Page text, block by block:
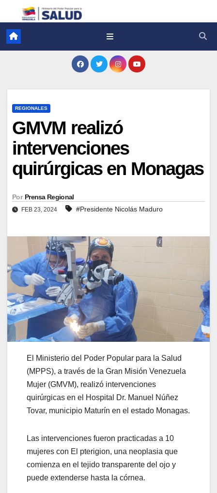
REGIONALES
GMVM realizó
intervenciones
quirúrgicas en Monagas
Por Prensa Regional
FEB 23, 2024 #Presidente Nicolás Maduro
El Ministerio del Poder Popular para la Salud
(MPPS), a través de la Gran Misión Venezuela
Mujer (GMVM), realizó intervenciones
quirúrgicas en el Hospital Dr. Manuel Núñez
Tovar, municipio Maturín en el estado Monagas.
Las intervenciones fueron practicadas a 10
mujeres con El pterigion, una neoplasia que
comienza en el tejido transparente del ojo y
puede extenderse hasta la córnea.